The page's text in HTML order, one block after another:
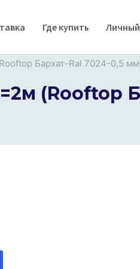
Где купить
Бархат-Ral 7024-0,5
(Rooftop